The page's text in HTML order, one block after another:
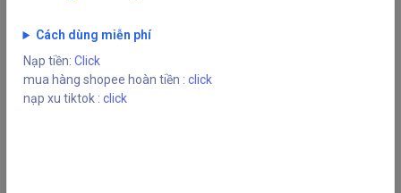
NGONN
2 tháng trước
tranbahuy
ok
Cách dùng miễn phí
Nạp tiền: Click
mua hàng shopee hoàn tiền : click
nạp xu tiktok : click